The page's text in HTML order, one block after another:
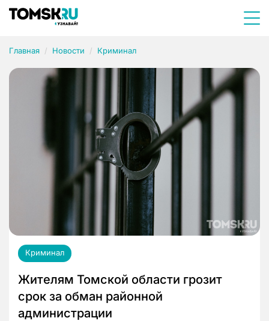
Главная Новости Криминал
Криминал
Жителям Томской области грозит
срок за обман районной
администрации